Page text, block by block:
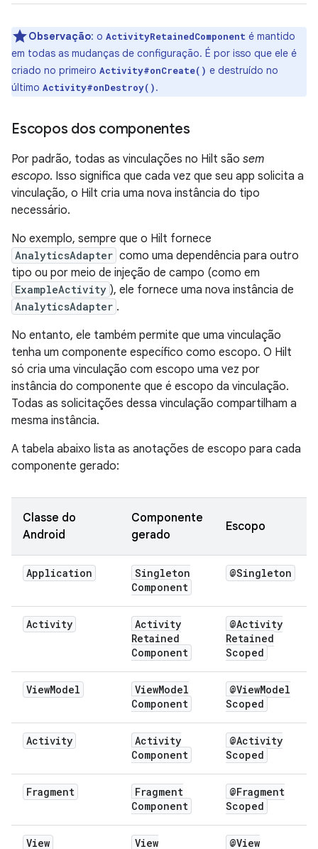
Observação: o ActivityRetainedComponent é mantido
em todas as mudanças de configuração. É por isso que ele é
criado no primeiro Activity#onCreate() e destruído no
último Activity#onDestroy().
Escopos dos componentes
Por padrão, todas as vinculações no Hilt são sem
escopo. Isso significa que cada vez que seu app solicita a
vinculação, o Hilt cria uma nova instância do tipo
necessário.
No exemplo, sempre que o Hilt fornece
AnalyticsAdapter como uma dependência para outro
tipo ou por meio de injeção de campo (como em
ExampleActivity ), ele fornece uma nova instância de
AnalyticsAdapter .
No entanto, ele também permite que uma vinculação
tenha um componente específico como escopo. O Hilt
só cria uma vinculação com escopo uma vez por
instância do componente que é escopo da vinculação.
Todas as solicitações dessa vinculação compartilham a
mesma instância.
A tabela abaixo lista as anotações de escopo para cada
componente gerado:
Classe do
Android
Componente
gerado
Escopo
Application
Singleton
Component
@Singleton
Activity
Activity
Retained
Component
@Activity
Retained
Scoped
ViewModel ViewModel
Component
@ViewModel
Scoped
Activity
Activity
Component
@Activity
Scoped
Fragment
Fragment
Component
@Fragment
Scoped
View View @View